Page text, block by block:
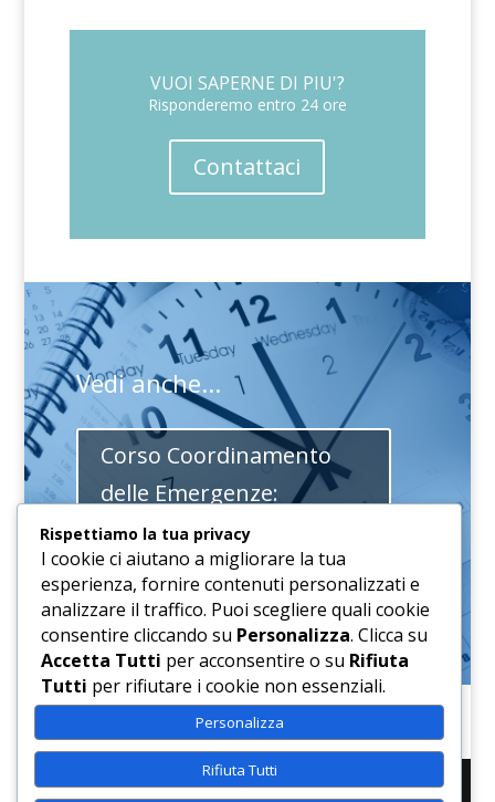
VUOI SAPERNE DI PIU'?
Risponderemo entro 24 ore
Contattaci
Vedi anche...
Corso Coordinamento
delle Emergenze:
Comunicazione e Fattore
Umano
Rispettiamo la tua privacy
I cookie ci aiutano a migliorare la tua
esperienza, fornire contenuti personalizzati e
analizzare il traffico. Puoi scegliere quali cookie
consentire cliccando su Personalizza. Clicca su
Accetta Tutti per acconsentire o su Rifiuta
Tutti per rifiutare i cookie non essenziali.
Personalizza
Rifiuta Tutti